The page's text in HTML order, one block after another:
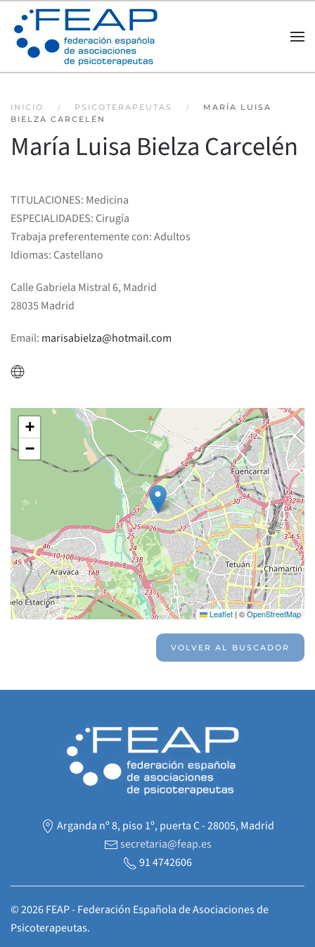
Skip to main content
INICIO PSICOTERAPEUTAS
MARÍA LUISA
BIELZA CARCELÉN
María Luisa Bielza Carcelén
TITULACIONES: Medicina
ESPECIALIDADES: Cirugía
Trabaja preferentemente con: Adultos
Idiomas: Castellano
Calle Gabriela Mistral 6, Madrid
28035 Madrid
Email: marisabielza@hotmail.com
+
−
Leaflet | ©OpenStreetMap
VOLVER AL BUSCADOR
Arganda nº 8, piso 1º, puerta C - 28005, Madrid
secretaria@feap.es
91 4742606
©2026FEAP - Federación Española de Asociaciones de
Psicoterapeutas.